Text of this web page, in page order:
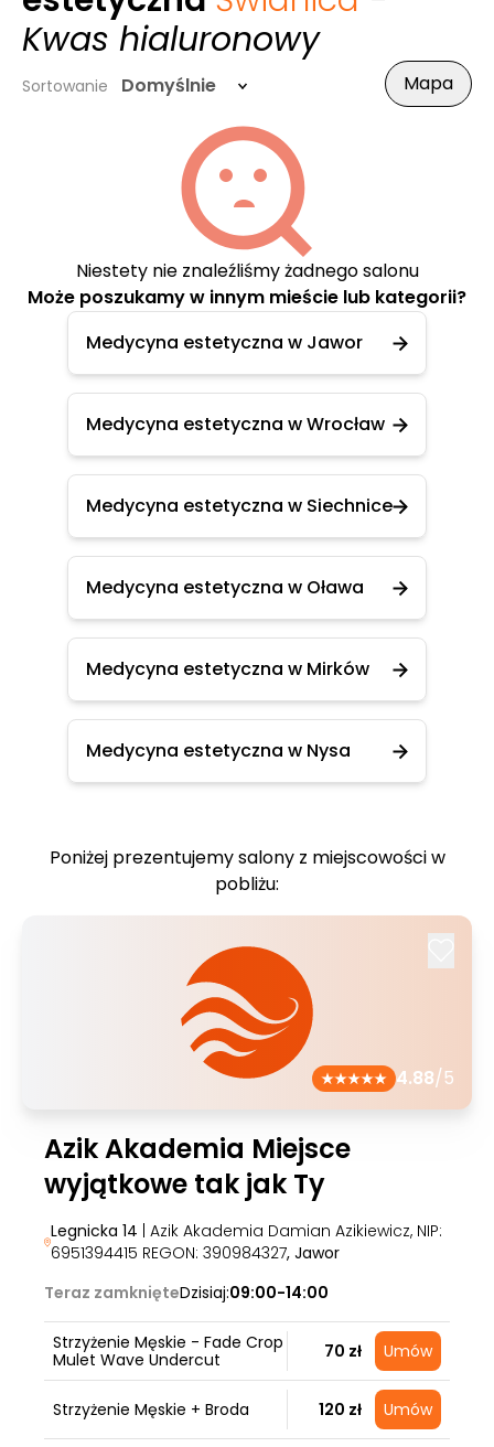
Kwas hialuronowy
Sortowanie Domyślnie Mapa
Niestety nie znaleźliśmy żadnego salonu
Może poszukamy w innym mieście lub kategorii?
Medycyna estetyczna w Jawor
Medycyna estetyczna w Wrocław
Medycyna estetyczna w Siechnice
Medycyna estetyczna w Oława
Medycyna estetyczna w Mirków
Medycyna estetyczna w Nysa
Poniżej prezentujemy salony z miejscowości w
pobliżu:
4.88/5
Azik Akademia Miejsce
wyjątkowe tak jak Ty
Legnicka 14 | Azik Akademia Damian Azikiewicz, NIP:
6951394415 REGON: 390984327, Jawor
Teraz zamknięteDzisiaj:09:00-14:00
Strzyżenie Męskie - Fade Crop
Mulet Wave Undercut
70 zł Umów
Strzyżenie Męskie + Broda 120 zł Umów